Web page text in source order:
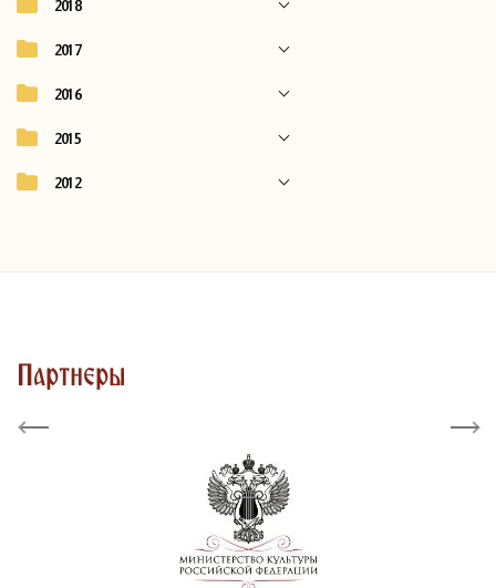
2018
2017
2016
2015
2012
Партнеры
Previous Next